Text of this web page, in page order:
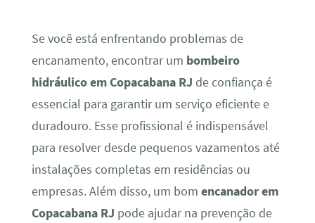
Se você está enfrentando problemas de
encanamento, encontrar um bombeiro
hidráulico em Copacabana RJ de confiança é
essencial para garantir um serviço eficiente e
duradouro. Esse profissional é indispensável
para resolver desde pequenos vazamentos até
instalações completas em residências ou
empresas. Além disso, um bom encanador em
Copacabana RJ pode ajudar na prevenção de